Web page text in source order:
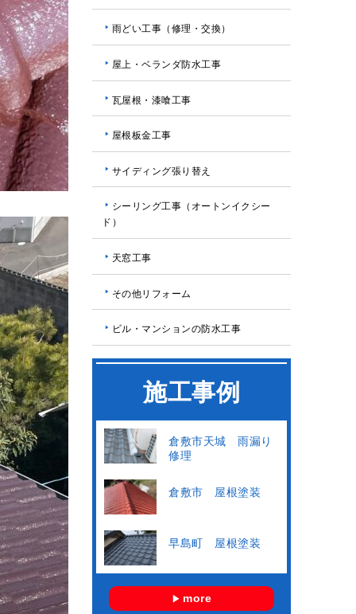
雨どい工事（修理・交換）
屋上・ベランダ防水工事
瓦屋根・漆喰工事
屋根板金工事
サイディング張り替え
シーリング工事（オートンイクシー
ド）
天窓工事
その他リフォーム
ビル・マンションの防水工事
施工事例
倉敷市天城 雨漏り
修理
倉敷市 屋根塗装
早島町 屋根塗装
more